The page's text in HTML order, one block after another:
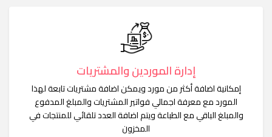
إدارة الموردين والمشتريات
إمكانية اضافة أكثر من مورد ويمكن اضافة مشتريات تابعة لهذا
المورد مع معرفة اجمالي فواتير المشتريات والمبلغ المدفوع
والمبلغ الباقي مع الطباعة ويتم اضافة العدد تلقائي للمنتجات في
المخزون